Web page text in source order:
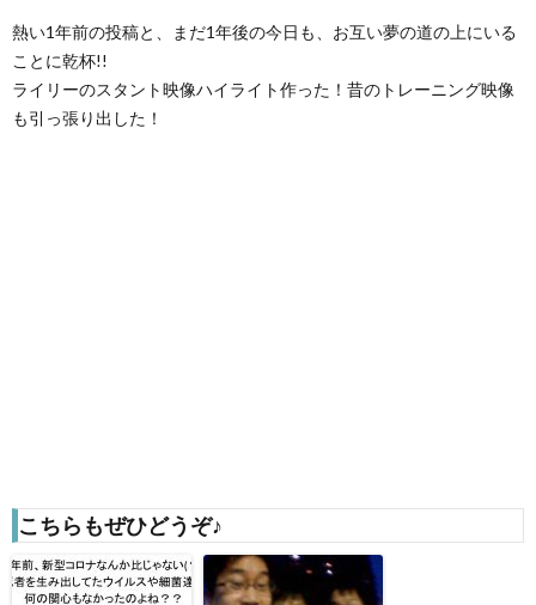
熱い1年前の投稿と、まだ1年後の今日も、お互い夢の道の上にいる
ことに乾杯!!
ライリーのスタント映像ハイライト作った！昔のトレーニング映像
も引っ張り出した！
こちらもぜひどうぞ♪